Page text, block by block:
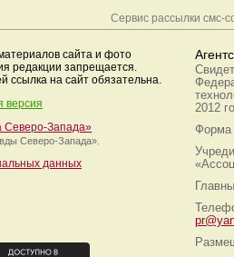
Сервис рассылки смс-
сайта и фото
редакции запрещается.
ссылка на сайт обязательна.
версия
Северо-Запада»
Северо-Запада».
данных
2012
Форма